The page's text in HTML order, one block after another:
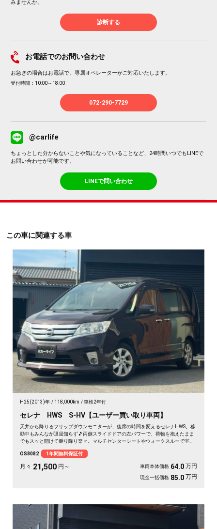
みませんか。
診断する
お電話でのお問い合わせ
お急ぎの場合はお電話で。専属オペレーターがご対応いたします。
受付時間：10:00～18:00
072-290-7729
@carlife
ちょっとした分からないことや気になっていることなど、24時間いつでもLINEで
お問い合わせが可能です。
LINEで問い合わせ
この車に関連する車
H25(2013)年 118,000km 車検2年付
セレナ HWS S-HV【ユーザー買い取り車両】
天井から降りるフリップダウンモニターが、後席の時間を変えるセレナHWS。移
動中もみんなが退屈知らず🎵両側スライドドアの左パワーで、荷物を抱えたまま
でもスッと開けて乗り降り楽々。マルチセンターシートやウォークスルーで室内
ごと1年保証付でどうぞ🚗✨💫👍
OS8082 1年間無料保証付
月々 21,500 円～ 車両本体価格 64.0 万円
現金一括価格 85.0 万円